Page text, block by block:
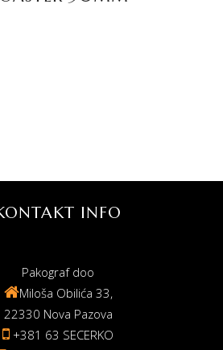
INFO
Pakograf doo
Miloša Obilića 33,
22330 Nova Pazova
+381 63 SECERKO